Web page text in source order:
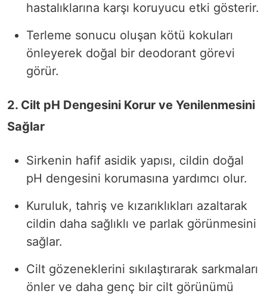
hastalıklarına karşı koruyucu etki gösterir.
Terleme sonucu oluşan kötü kokuları
önleyerek doğal bir deodorant görevi
görür.
2. Cilt pH Dengesini Korur ve Yenilenmesini
Sağlar
Sirkenin hafif asidik yapısı, cildin doğal
pH dengesini korumasına yardımcı olur.
Kuruluk, tahriş ve kızarıklıkları azaltarak
cildin daha sağlıklı ve parlak görünmesini
sağlar.
Cilt gözeneklerini sıkılaştırarak sarkmaları
önler ve daha genç bir cilt görünümü